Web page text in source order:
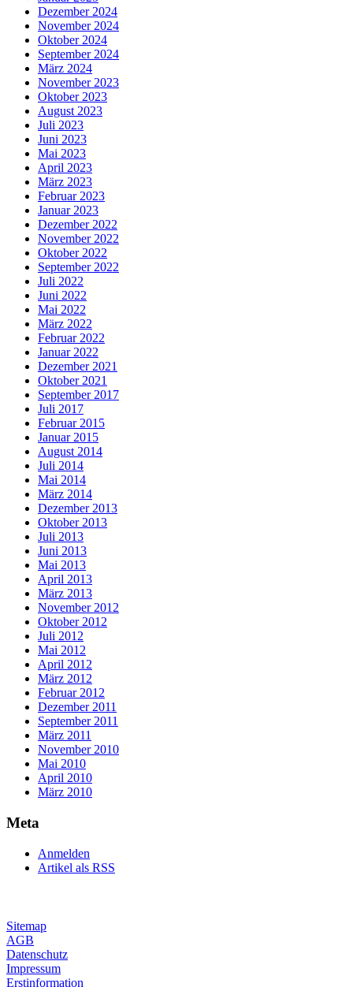
Dezember 2024
November 2024
Oktober 2024
September 2024
März 2024
November 2023
Oktober 2023
August 2023
Juli 2023
Juni 2023
Mai 2023
April 2023
März 2023
Februar 2023
Januar 2023
Dezember 2022
November 2022
Oktober 2022
September 2022
Juli 2022
Juni 2022
Mai 2022
März 2022
Februar 2022
Januar 2022
Dezember 2021
Oktober 2021
September 2017
Juli 2017
Februar 2015
Januar 2015
August 2014
Juli 2014
Mai 2014
März 2014
Dezember 2013
Oktober 2013
Juli 2013
Juni 2013
Mai 2013
April 2013
März 2013
November 2012
Oktober 2012
Juli 2012
Mai 2012
April 2012
März 2012
Februar 2012
Dezember 2011
September 2011
März 2011
November 2010
Mai 2010
April 2010
März 2010
Meta
Anmelden
Artikel als RSS
Sitemap
AGB
Datenschutz
Impressum
Erstinformation